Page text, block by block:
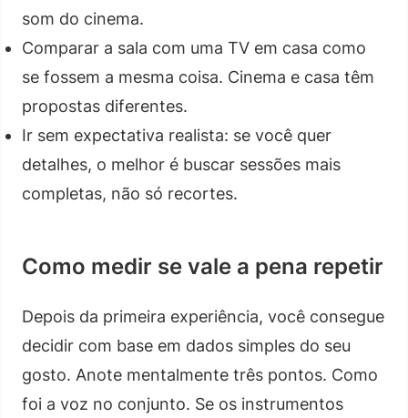
som do cinema.
Comparar a sala com uma TV em casa como
se fossem a mesma coisa. Cinema e casa têm
propostas diferentes.
Ir sem expectativa realista: se você quer
detalhes, o melhor é buscar sessões mais
completas, não só recortes.
Como medir se vale a pena repetir
Depois da primeira experiência, você consegue
decidir com base em dados simples do seu
gosto. Anote mentalmente três pontos. Como
foi a voz no conjunto. Se os instrumentos